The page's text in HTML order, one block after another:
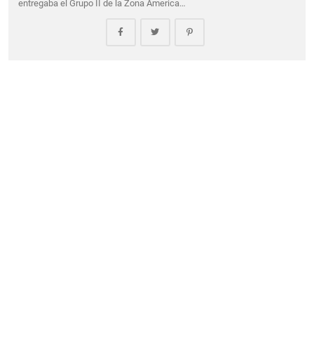
entregaba el Grupo II de la Zona America…